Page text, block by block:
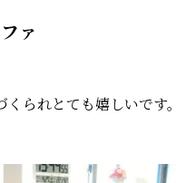
ァ
られとても嬉しいです。